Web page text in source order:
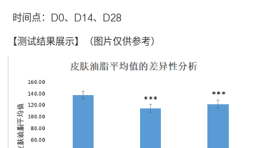
时间点：D0、D14、D28
【测试结果展示】（图片仅供参考）